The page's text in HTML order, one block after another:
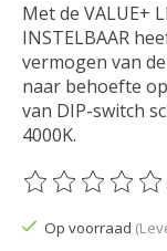
Met de VALUE+
INSTELBAAR
vermogen van
naar behoefte
van DIP-switch
4000K.
De beoordeling
Op voorraad